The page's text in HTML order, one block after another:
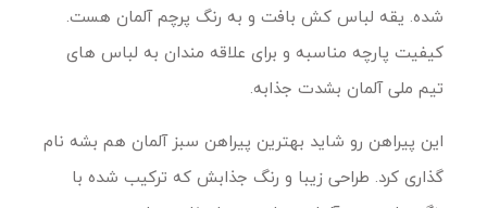
شده. یقه لباس کش بافت و به رنگ پرچم آلمان هست.
کیفیت پارچه مناسبه و برای علاقه مندان به لباس های
تیم ملی آلمان بشدت جذابه.
این پیراهن رو شاید بهترین پیراهن سبز آلمان هم بشه نام
گذاری کرد. طراحی زیبا و رنگ جذابش که ترکیب شده با